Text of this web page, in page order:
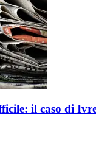
il caso di